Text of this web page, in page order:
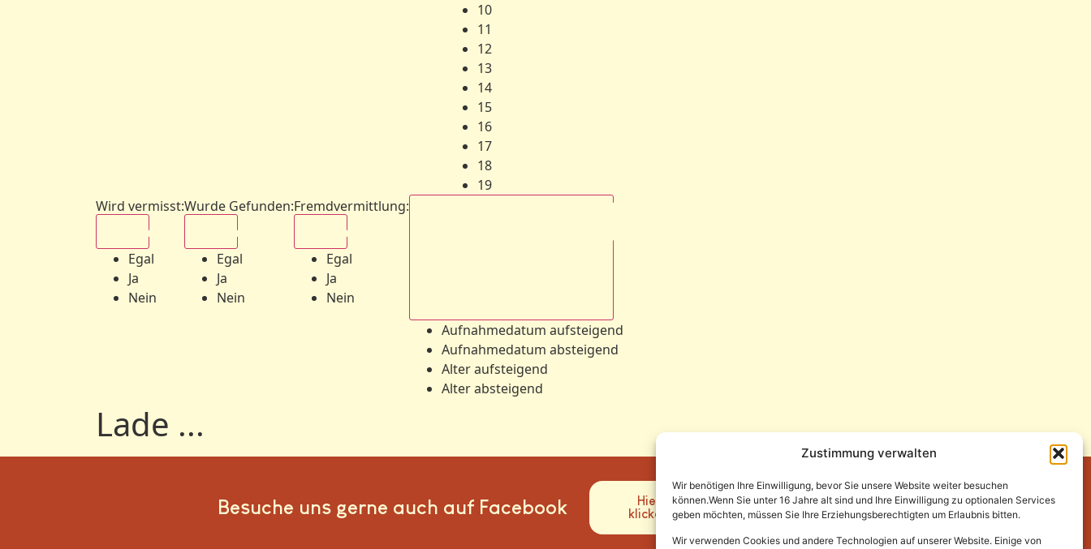
Zustimmung verwalten
Wir benötigen Ihre Einwilligung, bevor Sie unsere Website weiter besuchen
können.Wenn Sie unter 16 Jahre alt sind und Ihre Einwilligung zu optionalen Services
geben möchten, müssen Sie Ihre Erziehungsberechtigten um Erlaubnis bitten.
Wir verwenden Cookies und andere Technologien auf unserer Website. Einige von
10
11
12
13
14
15
16
17
18
19
Wird vermisst:
Egal
Ja
Nein
Wurde Gefunden:
Egal
Ja
Nein
Fremdvermittlung:
Egal
Ja
Nein
Aufnahmedatum aufsteigend
Aufnahmedatum absteigend
Alter aufsteigend
Alter absteigend
Lade ...
Besuche uns gerne auch auf Facebook
Hier
klicken